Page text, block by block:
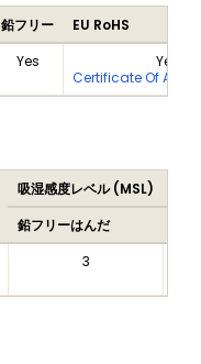
鉛フリー
EU RoHS
Yes
Yes
Certificate Of
吸湿感度レベル (MSL)
鉛フリーはんだ
3